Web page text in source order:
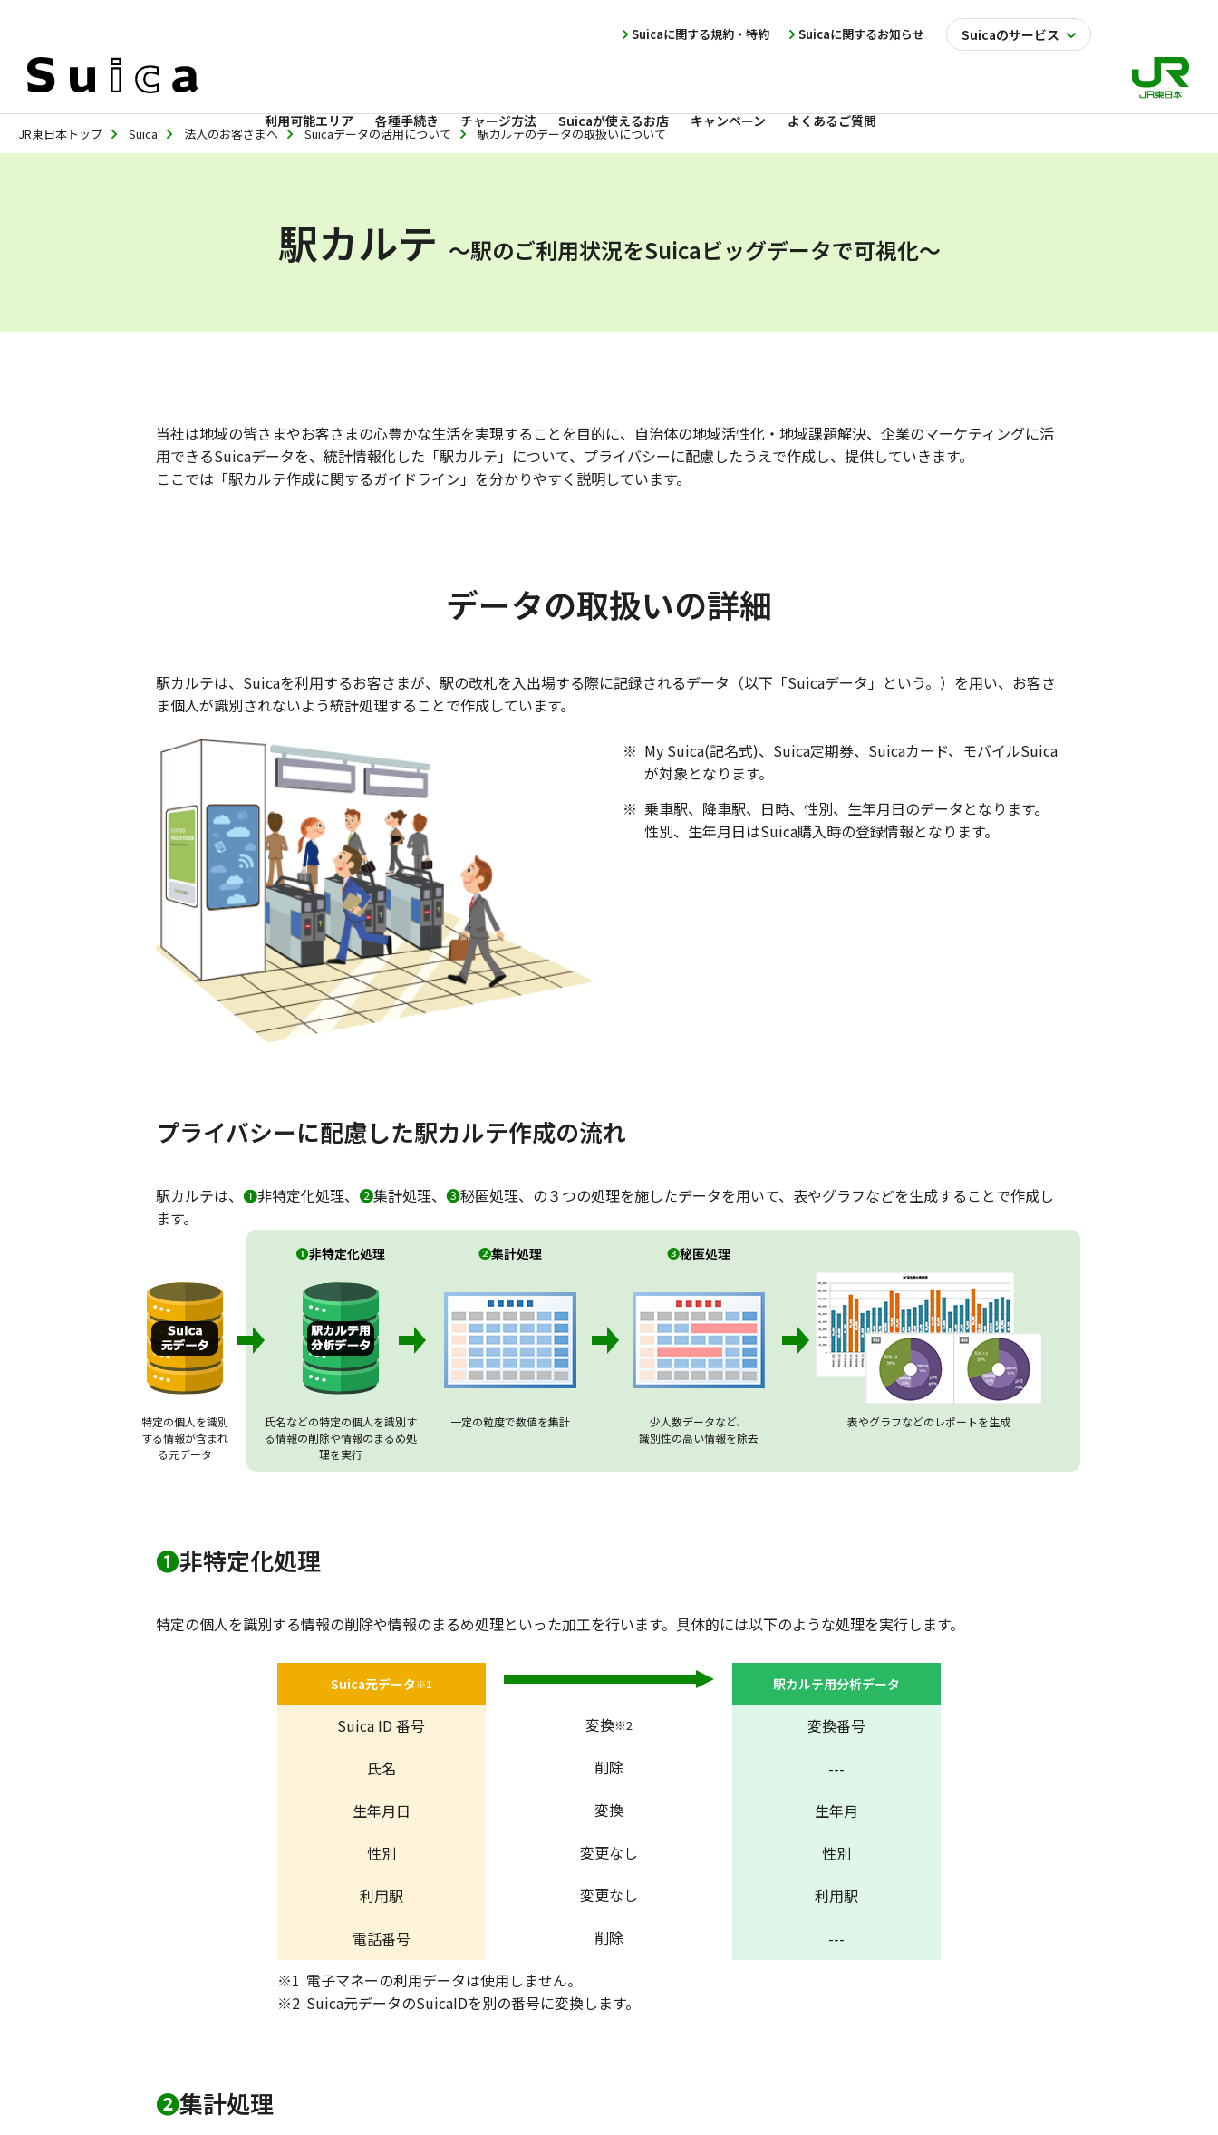
利用可能エリア 各種手続き チャージ方法 Suicaが使えるお店 キャンペーン よくあるご質問
Suicaのサービス
Suicaに関するお知らせ
Suicaに関する規約・特約
JR東日本トップ Suica 法人のお客さまへ Suicaデータの活用について 駅カルテのデータの取扱いについて
駅カルテ 〜駅のご利用状況をSuicaビッグデータで可視化〜
当社は地域の皆さまやお客さまの心豊かな生活を実現することを目的に、自治体の地域活性化・地域課題解決、企業のマーケティングに活
用できるSuicaデータを、統計情報化した「駅カルテ」について、プライバシーに配慮したうえで作成し、提供していきます。
ここでは「駅カルテ作成に関するガイドライン」を分かりやすく説明しています。
データの取扱いの詳細
駅カルテは、Suicaを利用するお客さまが、駅の改札を入出場する際に記録されるデータ（以下「Suicaデータ」という。）を用い、お客さ
ま個人が識別されないよう統計処理することで作成しています。
My Suica(記名式)、Suica定期券、Suicaカード、モバイルSuica
が対象となります。
乗車駅、降車駅、日時、性別、生年月日のデータとなります。
性別、生年月日はSuica購入時の登録情報となります。
プライバシーに配慮した駅カルテ作成の流れ
駅カルテは、 ❶非特定化処理、 ❷集計処理、 ❸秘匿処理、の３つの処理を施したデータを用いて、表やグラフなどを生成することで作成し
ます。
特定の個人を識別
する情報が含まれ
る元データ
❶非特定化処理
氏名などの特定の個人を識別す
る情報の削除や情報のまるめ処
理を実行
❷集計処理
一定の粒度で数値を集計
❸秘匿処理
少人数データなど、
識別性の高い情報を除去
表やグラフなどのレポートを生成
❶非特定化処理
特定の個人を識別する情報の削除や情報のまるめ処理といった加工を行います。具体的には以下のような処理を実行します。
Suica元データ※1
Suica ID 番号
氏名
生年月日
性別
利用駅
電話番号
変換※2
削除
変換
変更なし
変更なし
削除
駅カルテ用分析データ
変換番号
---
生年月
性別
利用駅
---
※1 電子マネーの利用データは使用しません。
※2 Suica元データのSuicaIDを別の番号に変換します。
❷集計処理